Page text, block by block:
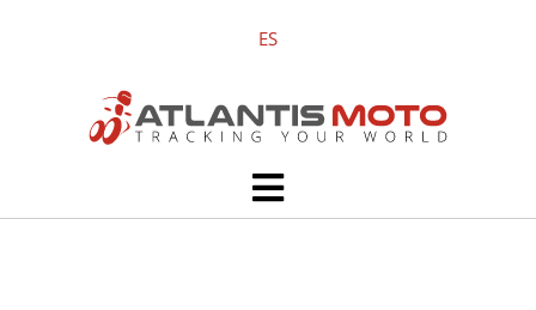
ES
Main
Menu